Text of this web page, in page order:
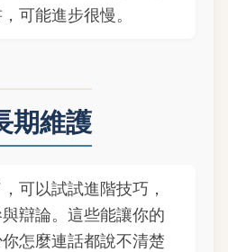
可能進步很慢。
期維護
可以試試進階技巧，
辯論。這些能讓你的
怎麼連話都說不清楚